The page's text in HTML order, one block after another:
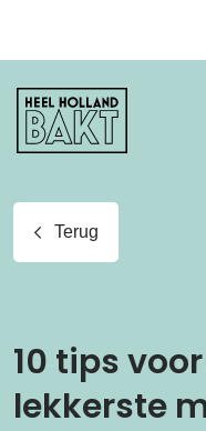
Heel
Holland
Bakt
Terug
10 tips
lekkerste